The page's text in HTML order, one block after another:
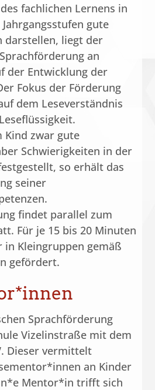
fachlichen Lernens in
gute
darstellen, liegt der
an
der Entwicklung der
Fokus der Förderung
dem Leseverständnis
Kind zwar gute
Schwierigkeiten in der
so erhält das
seiner
findet parallel zum
Für je 15 bis 20 Minuten
in Kleingruppen gemäß
gefördert.
Sprachförderung
Vizelinstraße mit dem
Dieser vermittelt
an Kinder
Mentor*in trifft sich